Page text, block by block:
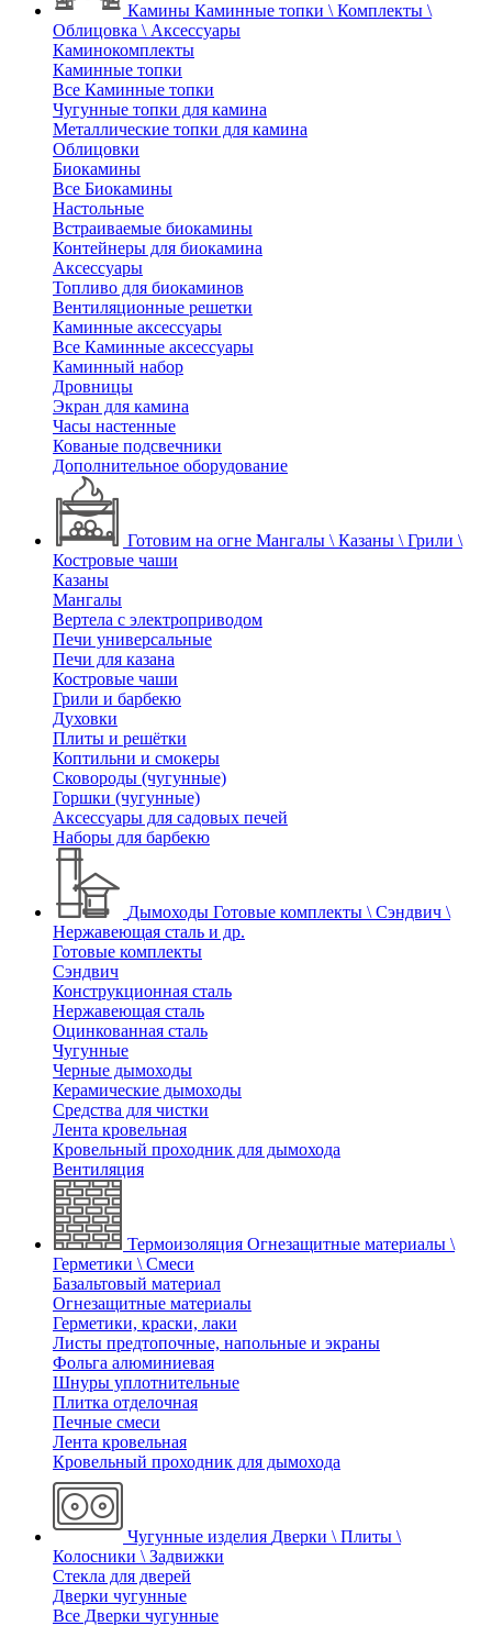
Камины Каминные топки \ Комплекты \
Облицовка \ Аксессуары
Каминокомплекты
Каминные топки
Все Каминные топки
Чугунные топки для камина
Металлические топки для камина
Облицовки
Биокамины
Все Биокамины
Настольные
Встраиваемые биокамины
Контейнеры для биокамина
Аксессуары
Топливо для биокаминов
Вентиляционные решетки
Каминные аксессуары
Все Каминные аксессуары
Каминный набор
Дровницы
Экран для камина
Часы настенные
Кованые подсвечники
Дополнительное оборудование
Готовим на огне Мангалы \ Казаны \ Грили \
Костровые чаши
Казаны
Мангалы
Вертела с электроприводом
Печи универсальные
Печи для казана
Костровые чаши
Грили и барбекю
Духовки
Плиты и решётки
Коптильни и смокеры
Сковороды (чугунные)
Горшки (чугунные)
Аксессуары для садовых печей
Наборы для барбекю
Дымоходы Готовые комплекты \ Сэндвич \
Нержавеющая сталь и др.
Готовые комплекты
Сэндвич
Конструкционная сталь
Нержавеющая сталь
Оцинкованная сталь
Чугунные
Черные дымоходы
Керамические дымоходы
Средства для чистки
Лента кровельная
Кровельный проходник для дымохода
Вентиляция
Термоизоляция Огнезащитные материалы \
Герметики \ Смеси
Базальтовый материал
Огнезащитные материалы
Герметики, краски, лаки
Листы предтопочные, напольные и экраны
Фольга алюминиевая
Шнуры уплотнительные
Плитка отделочная
Печные смеси
Лента кровельная
Кровельный проходник для дымохода
Чугунные изделия Дверки \ Плиты \
Колосники \ Задвижки
Стекла для дверей
Дверки чугунные
Все Дверки чугунные